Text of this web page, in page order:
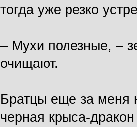
тогда уже резко
– Мухи полезные, –
очищают.
Братцы еще за меня
черная крыса-